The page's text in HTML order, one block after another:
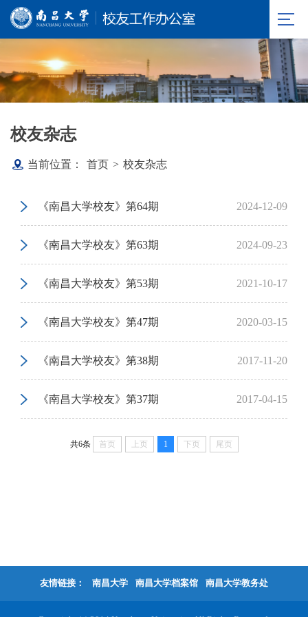
校友杂志
当前位置： 首页 > 校友杂志
《南昌大学校友》第64期 2024-12-09
《南昌大学校友》第63期 2024-09-23
《南昌大学校友》第53期 2021-10-17
《南昌大学校友》第47期 2020-03-15
《南昌大学校友》第38期 2017-11-20
《南昌大学校友》第37期 2017-04-15
共6条 首页 上页 1 下页 尾页
友情链接： 南昌大学 南昌大学档案馆 南昌大学教务处